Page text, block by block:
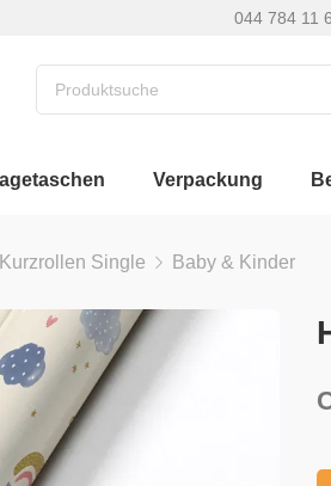
044 784 11
Verpackung
Kurzrollen Single Baby & Kinder